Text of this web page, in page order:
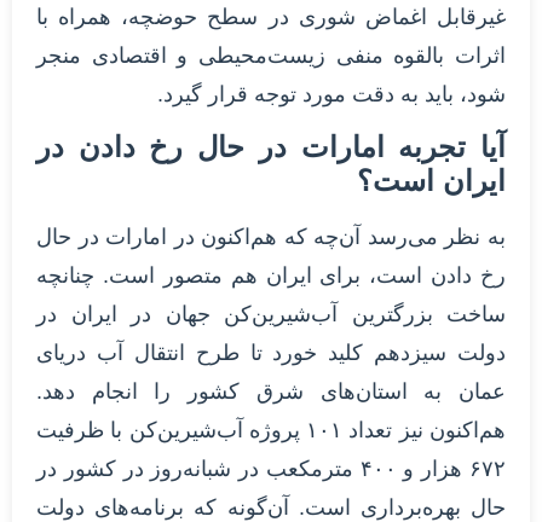
غیرقابل اغماض شوری در سطح حوضچه، همراه با
اثرات بالقوه منفی زیست‌محیطی و اقتصادی منجر
شود، باید به دقت مورد توجه قرار گیرد.
آیا تجربه امارات در حال رخ دادن در
ایران است؟
به نظر می‌رسد آن‌چه که هم‌اکنون در امارات در حال
رخ دادن است، برای ایران هم متصور است. چنانچه
ساخت بزرگترین آب‌شیرین‌کن جهان در ایران در
دولت سیزدهم کلید خورد تا طرح انتقال آب دریای
عمان به استان‌های شرق کشور را انجام دهد.
هم‌اکنون نیز تعداد ۱۰۱ پروژه آب‌شیرین‌کن با ظرفیت
۶۷۲ هزار و ۴۰۰ مترمکعب در شبانه‌روز در کشور در
حال بهره‌برداری است. آن‌گونه که برنامه‌های دولت